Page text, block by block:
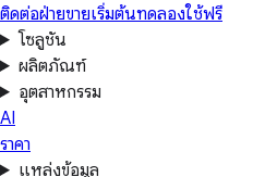
ติดต่อฝ่ายขายเริ่มต้นทดลองใช้ฟรี
โซลูชัน
ผลิตภัณฑ์
อุตสาหกรรม
AI
ราคา
แหล่งข้อมูล